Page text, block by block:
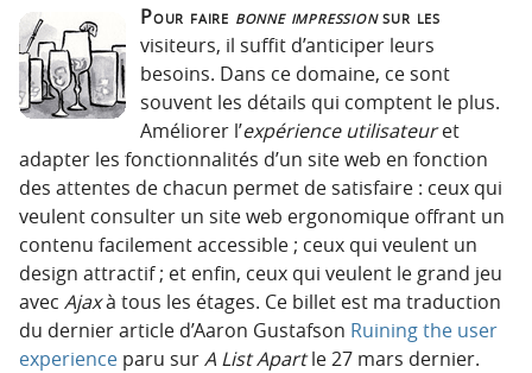
c
i
p
a
e
Pour faire bonne impressionsur les
visiteurs, il suffit d’anticiper leurs
besoins. Dans ce domaine, ce sont
souvent les détails qui comptent le plus.
Améliorer l’expérience utilisateuret
adapter les fonctionnalités d’un site web en fonction
des attentes de chacun permet de satisfaire : ceux qui
veulent consulter un site web ergonomique offrant un
contenu facilement accessible ; ceux qui veulent un
design attractif ; et enfin, ceux qui veulent le grand jeu
avec Ajaxà tous les étages. Ce billet est ma traduction
du dernier article d’Aaron Gustafson Ruining the user
experience paru surA List Apartle 27 mars dernier.